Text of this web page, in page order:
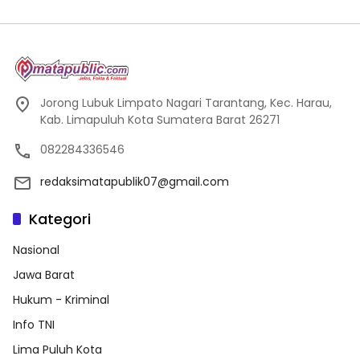
Jorong Lubuk Limpato Nagari Tarantang, Kec. Harau,
Kab. Limapuluh Kota Sumatera Barat 26271
082284336546
redaksimatapublik07@gmail.com
Kategori
Nasional
Jawa Barat
Hukum - Kriminal
Info TNI
Lima Puluh Kota